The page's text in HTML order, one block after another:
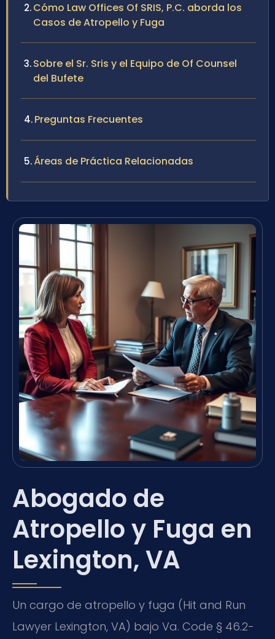
Cómo Law Offices Of SRIS, P.C. aborda los
Casos de Atropello y Fuga
Sobre el Sr. Sris y el Equipo de Of Counsel
del Bufete
Preguntas Frecuentes
Áreas de Práctica Relacionadas
Abogado de
Atropello y Fuga en
Lexington, VA
Un cargo de atropello y fuga (Hit and Run
Lawyer Lexington, VA) bajo Va. Code § 46.2-